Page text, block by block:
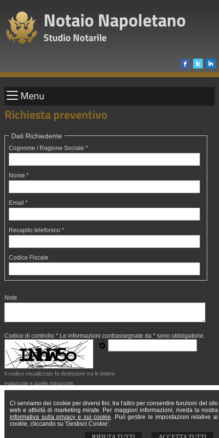
Ci serviamo dei cookie per diversi fini, tra l'altro per consentire funzioni del sito
web e attività di marketing mirate. Per maggiori informazioni, riveda la nostra
informativa sulla privacy e sui cookie. Può gestire le impostazioni relative ai
cookie, cliccando su 'Gestisci Cookie'.
Notaio Napoletano
Studio Notarile
Menu
Richiesta preventivo
Dati Richiedente
Cognome / Ragione Sociale *
Nome *
Email *
Recapito telefonico *
Codice Fiscale
Note
Codice di controllo *
Il codice visualizzato fa distinzione tra le lettere
maiuscole e quelle minuscole.
Le informazioni contrassegnate da * sono obbligatorie.
Acconsento al trattamento dei miei dati personali
Acconsento
Non acconsento